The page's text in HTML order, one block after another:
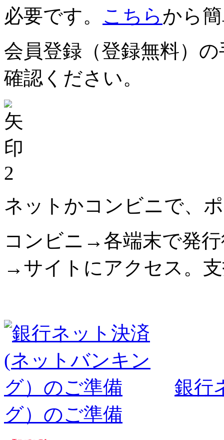
必要です。 こちらから
会員登録（登録無料）
確認ください。
2
ネットかコンビニで、
コンビニ→各端末で発
→サイトにアクセス。
銀行
グ）のご準備